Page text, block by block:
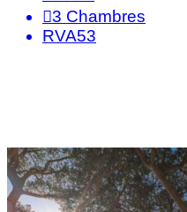
3 Chambres
RVA53